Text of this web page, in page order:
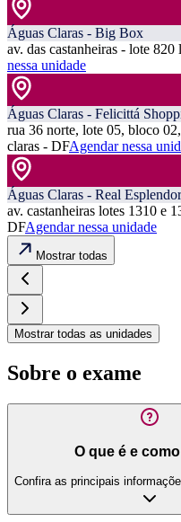
Águas Claras - Big Box
av. das castanheiras - lote
nessa unidade
Águas Claras - Felicittá
rua 36 norte, lote 05, bloco
claras - DFAgendar nessa
Águas Claras - Real Esplendor
av. castanheiras lotes 1310 e
DFAgendar nessa unidade
Mostrar todas
Mostrar todas as unidades
Sobre o exame
O que é e
Confira as principais